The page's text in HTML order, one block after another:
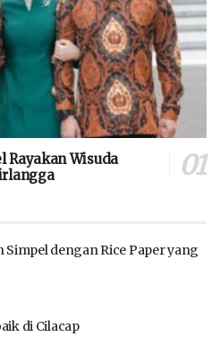
Rayakan Wisuda
Simpel dengan Rice Paper yang
di Cilacap